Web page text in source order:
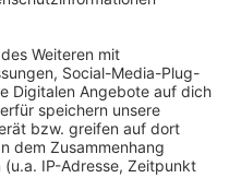
aber noch bis